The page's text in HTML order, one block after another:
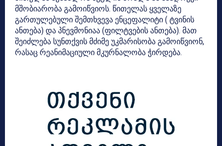
მშობიარობა გამოიწვიოს. წითელას ყველაზე
გართულებული შემთხვევა ენცეფალიტი ( ტვინის
ანთება) და პნევმონიაა (ფილტვების ანთება). მათ
შეიძლება სუნთქვის მძიმე უკმარისობა გამოიწვიონ,
რასაც რეანიმაციული მკურნალობა ჭირდება.